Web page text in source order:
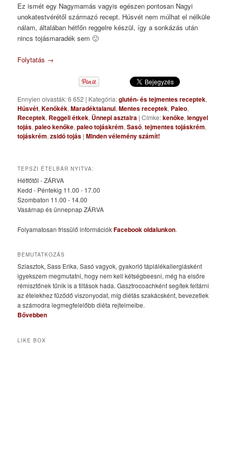
Ez ismét egy Nagymamás vagyis egészen pontosan Nagyi
unokatestvérétől származó recept. Húsvét nem múlhat el nélküle
nálam, általában hétfőn reggelre készül, így a sonkázás után
nincs tojásmaradék sem 🙂
Folytatás →
Ennyien olvasták: 6 652 | Kategória:glutén- és tejmentes receptek,
Húsvét,Kenőkék,Maradéktalanul,Mentes receptek, Paleo,
Receptek, Reggeli étkek, Ünnepi asztalra |Címke:kenőke,lengyel
tojás,paleo kenőke,paleo tojáskrém,Sasó,tejmentes tojáskrém,
tojáskrém,zsidó tojás |Minden vélemény számít!
TEPSZI ÉTELBÁR NYITVA:
Hétfőtől - ZÁRVA
Kedd - Péntekig 11.00 - 17.00
Szombaton 11.00 - 14.00
Vasárnap és ünnepnap ZÁRVA
Folyamatosan frissülő információkFacebook oldalunkon.
BEMUTATKOZÁS
Sziasztok, Sass Erika, Sasó vagyok, gyakorló táplálékallergiásként
igyekszem megmutatni, hogy nem kell kétségbeesni, még ha elsőre
rémisztőnek tűnik is a tiltások hada. Gasztrocoachként segítek feltárni
az ételekhez fűződő viszonyodat, míg diétás szakácsként, bevezetlek
a számodra legmegfelelőbb diéta rejtelmeibe.
Bővebben
LIKE BOX